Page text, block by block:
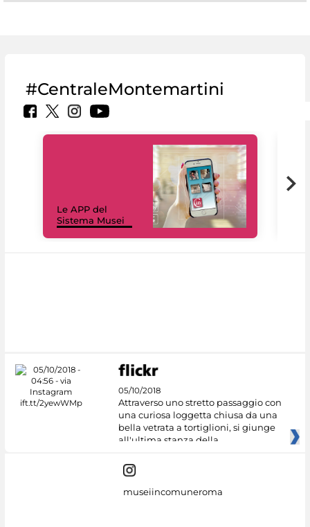
#CentraleMontemartini
Le APP del
Sistema Musei
05/10/2018
Attraverso uno stretto passaggio con
una curiosa loggetta chiusa da una
bella vetrata a tortiglioni, si giunge
all'ultima stanza della
museiincomuneroma